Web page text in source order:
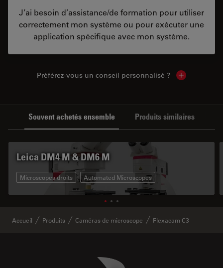
J’ai besoin d’assistance/de formation pour utiliser
correctement mon système ou pour exécuter une
application spécifique avec mon système.
Préférez-vous un conseil personnalisé ? Show local
Souvent achetés ensemble Produits similaires
Leica DM4 M & DM6 M
Microscopes droits Automated Microscopes
Accueil Produits Caméras de microscope Flexacam C3
Danaher Logo